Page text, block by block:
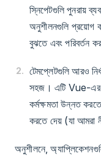
স্নিপেটগুলি পুনরায়
অনুশীলনগুলি প্রয়োগ
বুঝতে এবং পরিবর্তন
টেমপ্লেটগুলি আরও
সহজ। এটি Vue-এর
কর্মক্ষমতা উন্নত
করতে দেয় (যা আমরা
অনুশীলনে,